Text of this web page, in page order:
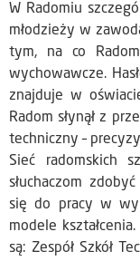
W Radomiu
młodzieży w
tym, na co
wychowawcze.
znajduje w
Radom słynął z
techniczny –
Sieć radomskich
słuchaczom
się do pracy w
modele
są: Zespół Szkół